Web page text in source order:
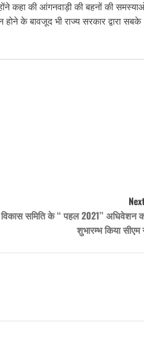
कहा की आंगनवाड़ी की बहनों की
के बावजूद भी राज्य सरकार द्वारा सबके
समिति के ‘‘ पहल 2021’’ अधिवेशन
शुभारम्भ किया सीएम